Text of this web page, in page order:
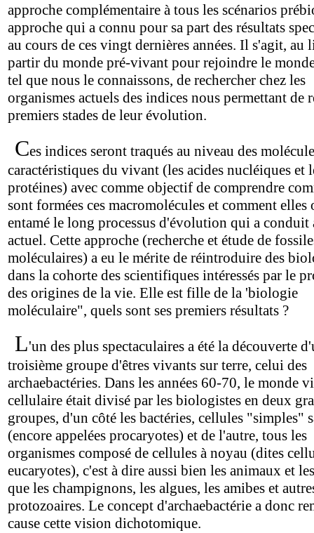
approche complémentaire à tous les scénarios
approche qui a connu pour sa part des résultats
au cours de ces vingt dernières années. Il s'agit, au
partir du monde pré-vivant pour rejoindre le
tel que nous le connaissons, de rechercher chez les
organismes actuels des indices nous permettant de
premiers stades de leur évolution.
Ces indices seront traqués au niveau des
caractéristiques du vivant (les acides nucléiques et
protéines) avec comme objectif de comprendre
sont formées ces macromolécules et comment elles
entamé le long processus d'évolution qui a conduit
actuel. Cette approche (recherche et étude de
moléculaires) a eu le mérite de réintroduire des
dans la cohorte des scientifiques intéressés par le
des origines de la vie. Elle est fille de la 'biologie
moléculaire", quels sont ses premiers résultats ?
L'un des plus spectaculaires a été la découverte
troisième groupe d'êtres vivants sur terre, celui des
archaebactéries. Dans les années 60-70, le monde
cellulaire était divisé par les biologistes en deux
groupes, d'un côté les bactéries, cellules "simples"
(encore appelées procaryotes) et de l'autre, tous les
organismes composé de cellules à noyau (dites
eucaryotes), c'est à dire aussi bien les animaux et
que les champignons, les algues, les amibes et
protozoaires. Le concept d'archaebactérie a donc
cause cette vision dichotomique.